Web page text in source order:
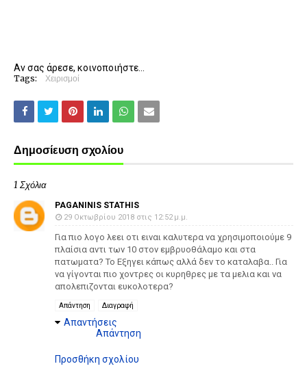
Αν σας άρεσε, κοινοποιήστε...
Tags: Χειρισμοί
Δημοσίευση σχολίου
1 Σχόλια
PAGANINIS STATHIS
29 Οκτωβρίου 2018 στις 12:52 μ.μ.
Για πιο λογο λεει οτι ειναι καλυτερα να χρησιμοποιούμε 9
πλαίσια αντι των 10 στον εμβρυοθάλαμο και στα
πατωματα? Το Εξηγει κάπως αλλά δεν το καταλαβα.. Για
να γίγονται πιο χοντρες οι κυρηθρες με τα μελια και να
απολεπιζονται ευκολοτερα?
Απάντηση Διαγραφή
Απαντήσεις
Απάντηση
Προσθήκη σχολίου